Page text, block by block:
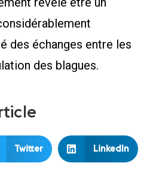
des échanges entre les
des blagues.
Twitter LinkedIn